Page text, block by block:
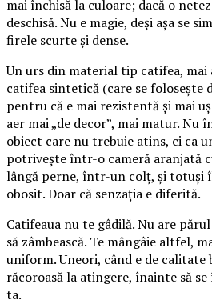
mai închisă la culoare; dacă o
deschisă. Nu e magie, deși așa se
firele scurte și dense.
Un urs din material tip catifea, mai
catifea sintetică (care se folosește
pentru că e mai rezistentă și mai
aer mai „de decor”, mai matur. Nu
obiect care nu trebuie atins, ci ca
potrivește într-o cameră aranjată
lângă perne, într-un colț, și totuși
obosit. Doar că senzația e diferită.
Catifeaua nu te gâdilă. Nu are
să zâmbească. Te mângâie altfel,
uniform. Uneori, când e de calitate
răcoroasă la atingere, înainte să se
ta.